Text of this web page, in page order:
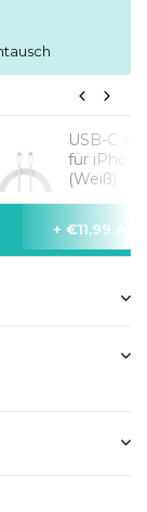
USB-C
für
(Weiß)
+ €11,99